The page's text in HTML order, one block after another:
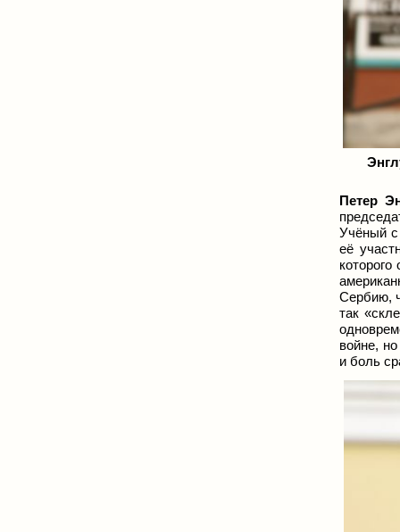
Петер
Учёный с
её
Сербию,
так«
войне,
и боль